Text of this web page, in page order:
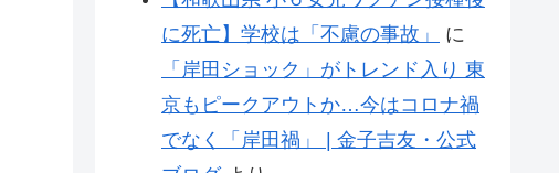
に死亡】学校は「不慮の事故」
に
「岸田ショック」がトレンド入り 東
京もピークアウトか…今はコロナ禍
でなく「岸田禍」 | 金子吉友・公式